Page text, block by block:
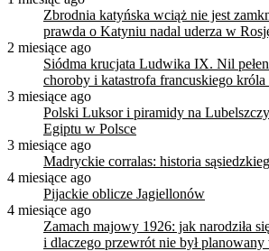
Zbrodnia katyńska wciąż nie jest
prawda o Katyniu nadal uderza w
2 miesiące ago
Siódma krucjata Ludwika IX. Nil
choroby i katastrofa francuskiego
3 miesiące ago
Polski Luksor i piramidy na
Egiptu w Polsce
3 miesiące ago
Madryckie corralas: historia
4 miesiące ago
Pijackie oblicze Jagiellonów
4 miesiące ago
Zamach majowy 1926: jak narodziła
i dlaczego przewrót nie był planowany